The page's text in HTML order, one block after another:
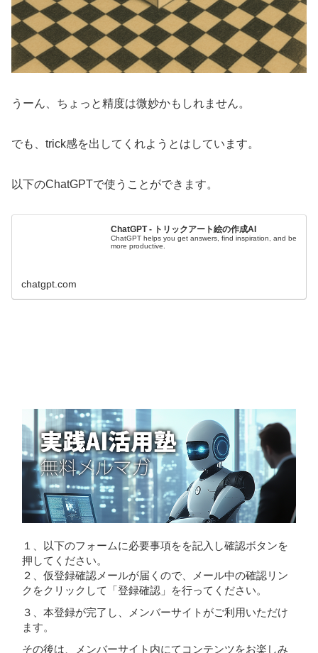
うーん、ちょっと精度は微妙かもしれません。
でも、trick感を出してくれようとはしています。
以下のChatGPTで使うことができます。
ChatGPT - トリックアート絵の作成AI
ChatGPT helps you get answers, find inspiration, and be
more productive.
chatgpt.com